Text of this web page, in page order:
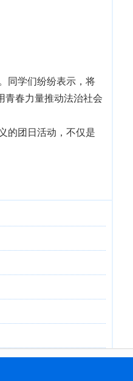
同学们纷纷表示，将
青春力量推动法治社会
的团日活动，不仅是